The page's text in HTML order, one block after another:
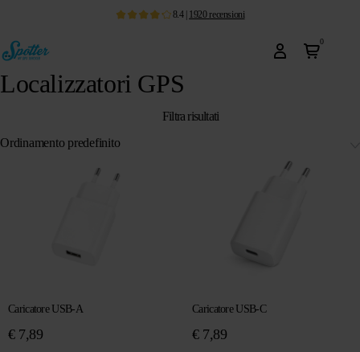
8.4| 1920 recensioni
0
Localizzatori GPS
Filtra risultati
Caricatore USB-A
€7,89
Caricatore USB-C
€7,89